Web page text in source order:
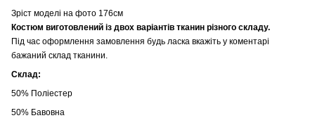
Зріст моделі на фото 176см
Костюм виготовлений із двох варіантів тканин рiзного складу.
Під час оформлення замовлення будь ласка вкажіть у коментарі
бажаний склад тканини.
Склад:
50% Поліестер
50% Бавовна